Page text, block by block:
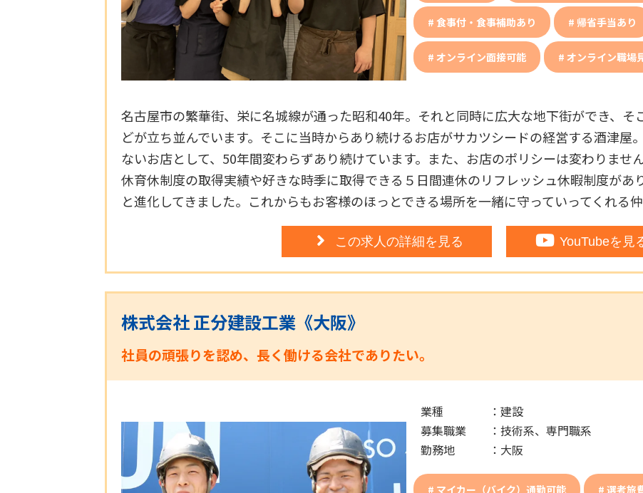
食事付・食事補助あり 帰省手当あり
オンライン面接可能 オンライン職場
名古屋市の繁華街、栄に名城線が通った昭和40年。それと同時に広大な地下街ができ、そ
どが立ち並んでいます。そこに当時からあり続けるお店がサカツシードの経営する酒津屋
ないお店として、50年間変わらずあり続けています。また、お店のポリシーは変わりませ
休育休制度の取得実績や好きな時季に取得できる５日間連休のリフレッシュ休暇制度があ
と進化してきました。これからもお客様のほっとできる場所を一緒に守っていってくれる仲
この求人の詳細を見る YouTubeを見
株式会社 正分建設工業《大阪》
社員の頑張りを認め、長く働ける会社でありたい。
業種 ： 建設
募集職業
： 技術系、専門職系
勤務地
： 大阪
マイカー（バイク）通勤可能 選考旅